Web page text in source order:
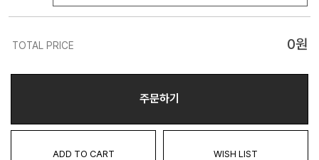
TOTAL PRICE 0원
주문하기
ADD TO CART WISH LIST